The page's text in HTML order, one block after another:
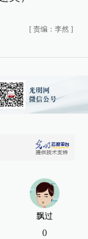
[ 责编：李然 ]
飘过
0